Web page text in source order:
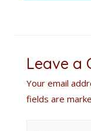
Leave a
Your email
fields are